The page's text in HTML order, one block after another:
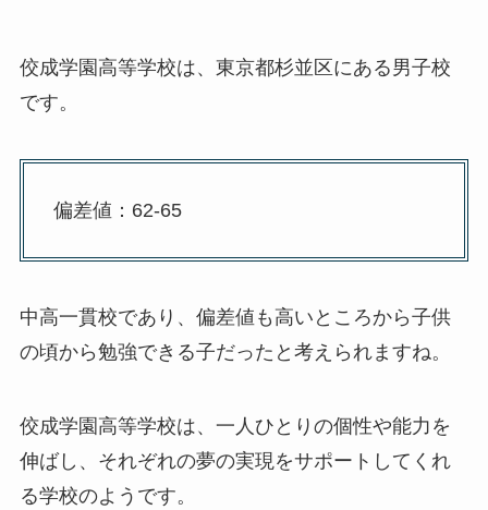
佼成学園高等学校は、東京都杉並区にある男子校
です。
偏差値：62-65
中高一貫校であり、偏差値も高いところから子供
の頃から勉強できる子だったと考えられますね。
佼成学園高等学校は、一人ひとりの個性や能力を
伸ばし、それぞれの夢の実現をサポートしてくれ
る学校のようです。